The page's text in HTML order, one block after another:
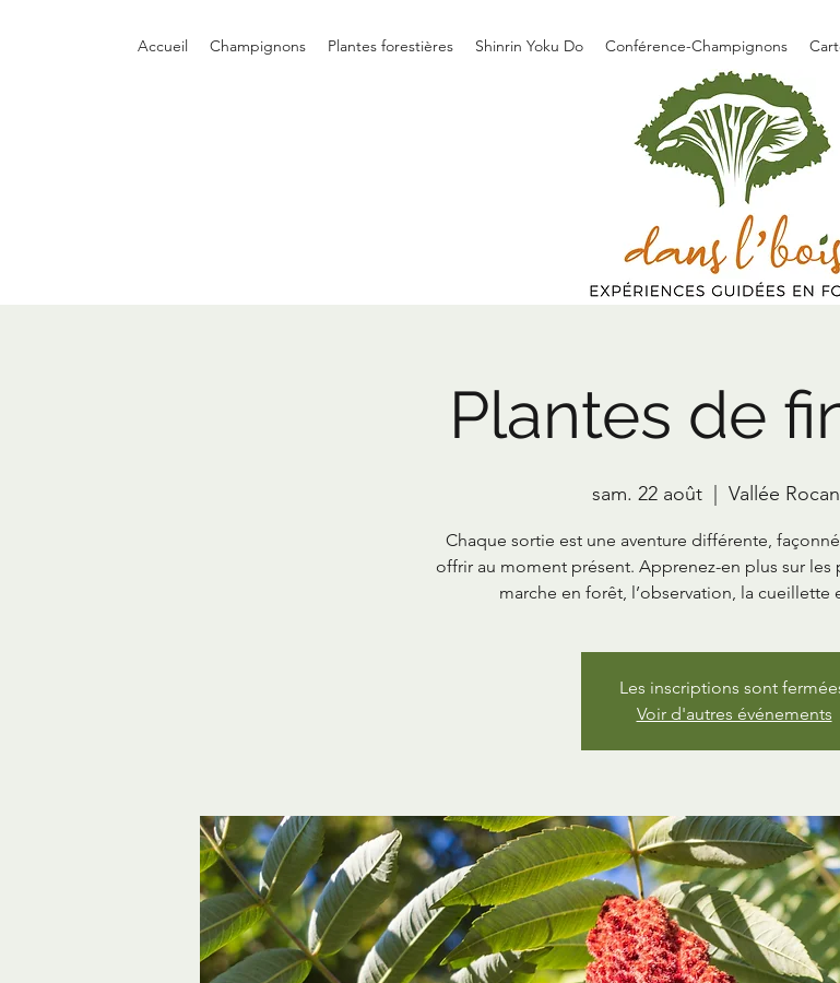
Accueil Champignons Plantes forestières Shinrin Yoku Do Conférence-Champignons
Plantes de
sam. 22 août
  |
Vallée
Chaque sortie est une aventure différente,
offrir au moment présent. Apprenez-en plus sur les
marche en forêt, l’observation, la cueillette
Les inscriptions sont
Voir d'autres événements